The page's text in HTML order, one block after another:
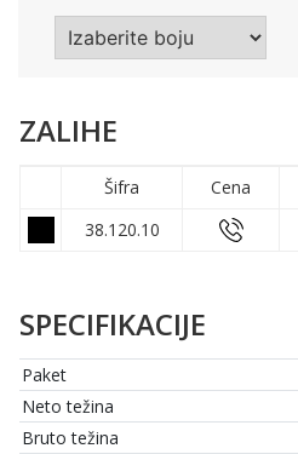
ZALIHE
Šifra Cena
38.120.10
SPECIFIKACIJE
Paket
Neto težina
Bruto težina